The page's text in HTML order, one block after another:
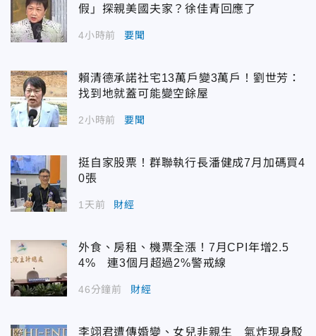
假」探親美國夫家？徐佳青回應了
4小時前 要聞
賴清德承諾社宅13萬戶變3萬戶！劉世芳：
找到地就蓋可能變空餘屋
2小時前 要聞
挺自家股票！群聯執行長潘健成7月加碼買4
0張
1天前 財經
外食、房租、機票全漲！7月CPI年增2.5
4% 連3個月超過2%警戒線
46分鐘前 財經
李翊君遭傳婚變、女兒非親生 氣炸現身駁